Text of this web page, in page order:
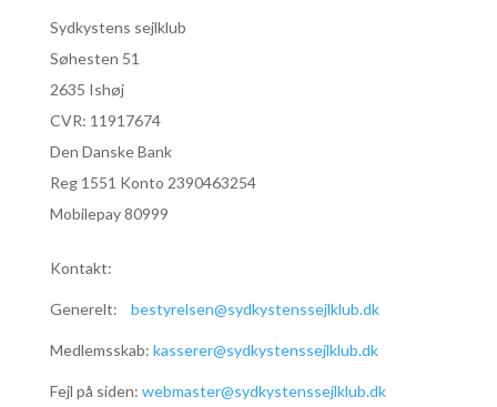
Sydkystens sejlklub
Søhesten 51
2635 Ishøj
CVR: 11917674
Den Danske Bank
Reg 1551 Konto 2390463254
Mobilepay 80999
Kontakt:
Generelt: bestyrelsen@sydkystenssejlklub.dk
Medlemsskab: kasserer@sydkystenssejlklub.dk
Fejl på siden: webmaster@sydkystenssejlklub.dk